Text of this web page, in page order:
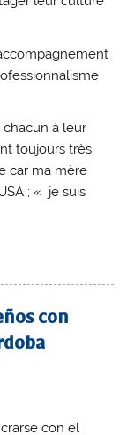
à leur
toujours très
car ma mère
; « je suis
con
con el